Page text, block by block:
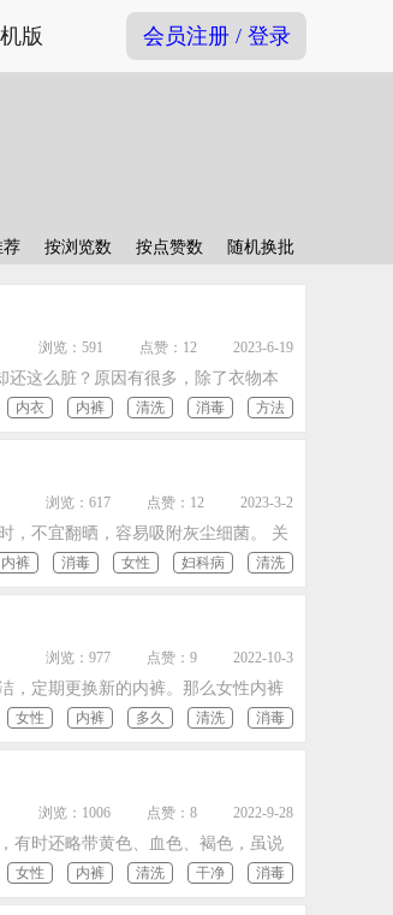
版 会员注册 / 登录
荐 按浏览数 按点赞数 随机换批
浏览：591 点赞：12 2023-6-19
这么脏？原因有很多，除了衣物本
内衣 内裤 清洗 消毒 方法
浏览：617 点赞：12 2023-3-2
，不宜翻晒，容易吸附灰尘细菌。 关
内裤 消毒 女性 妇科病 清洗
浏览：977 点赞：9 2022-10-3
，定期更换新的内裤。那么女性内裤
女性 内裤 多久 清洗 消毒
浏览：1006 点赞：8 2022-9-28
有时还略带黄色、血色、褐色，虽说
女性 内裤 清洗 干净 消毒